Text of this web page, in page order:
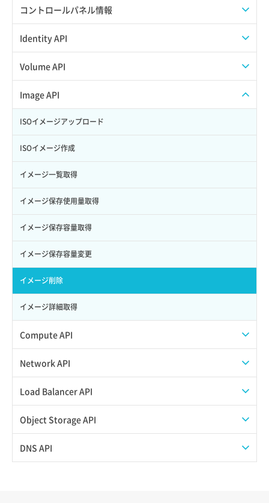
APIでAPIサブユーザーを作成する
APIでVPSにISOイメージを挿入する
APIでVPSを作成する
コントロールパネル情報
APIユーザーを作成する
API情報を確認する
Identity API
Credential一覧取得
Credential作成
Credential削除
Credential詳細取得
サブユーザーからロールを紐づけ解除
サブユーザーにロールを紐づけ
サブユーザー一覧取得
サブユーザー作成
サブユーザー削除
サブユーザー更新
サブユーザー詳細取得
ロールからパーミッションを紐づけ解除
ロールにパーミッションを紐づけ
ロール一覧取得
Volume API
スナップショット一覧取得
スナップショット作成
スナップショット削除
スナップショット復元
スナップショット詳細一覧取得
スナップショット詳細取得（アイテム指定）
バックアップリストア
バックアップ一覧取得
バックアップ詳細一覧取得
バックアップ詳細取得
ボリュームイメージ保存
ボリューム一覧取得
ボリューム作成
Image API
ISOイメージアップロード
ISOイメージ作成
イメージ一覧取得
イメージ保存使用量取得
イメージ保存容量取得
イメージ保存容量変更
イメージ削除
イメージ詳細取得
Compute API
ISOイメージ挿入/排出
SSHキーペア一覧取得
SSHキーペア作成
Network API
QoSポリシー一覧取得
QoSポリシー詳細取得
サブネット一覧取得
Load Balancer API
プール一覧取得
プール作成
Object Storage API
Web公開
DNS API